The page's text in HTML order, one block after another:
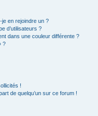
en rejoindre un ?
d’utilisateurs ?
dans une couleur différente ?
?
!
de quelqu’un sur ce forum !